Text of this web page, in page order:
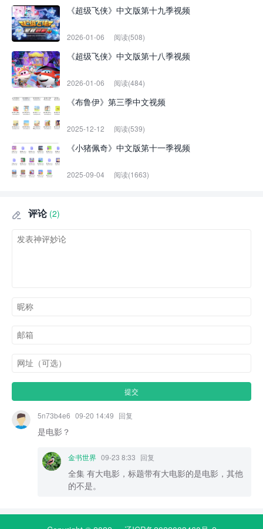
《超级飞侠》中文版第十九季视频
2026-01-06 阅读(508)
《超级飞侠》中文版第十八季视频
2026-01-06 阅读(484)
《布鲁伊》第三季中文视频
2025-12-12 阅读(539)
《小猪佩奇》中文版第十一季视频
2025-09-04 阅读(1663)
 评论 (2)
5n73b4e6 09-20 14:49 回复
是电影？
金书世界 09-23 8:33 回复
全集 有大电影，标题带有大电影的是电影，其他
的不是。